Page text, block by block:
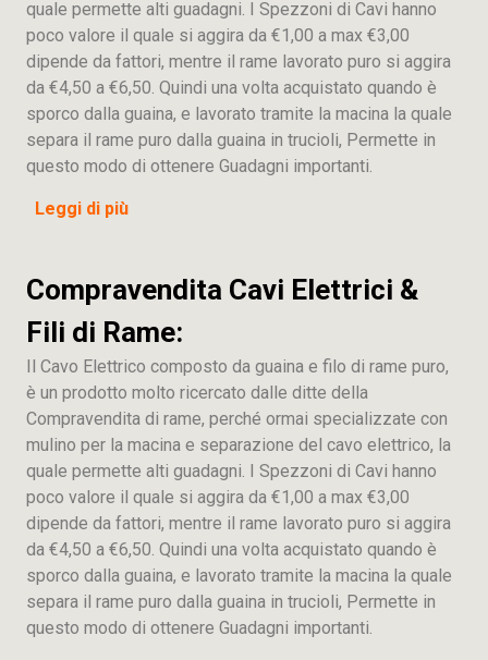
quale permette alti guadagni. I Spezzoni di Cavi hanno
poco valore il quale si aggira da €1,00 a max €3,00
dipende da fattori, mentre il rame lavorato puro si aggira
da €4,50 a €6,50. Quindi una volta acquistato quando è
sporco dalla guaina, e lavorato tramite la macina la quale
separa il rame puro dalla guaina in trucioli, Permette in
questo modo di ottenere Guadagni importanti.
Leggi di più
Compravendita Cavi Elettrici &
Fili di Rame:
Il Cavo Elettrico composto da guaina e filo di rame puro,
è un prodotto molto ricercato dalle ditte della
Compravendita di rame, perché ormai specializzate con
mulino per la macina e separazione del cavo elettrico, la
quale permette alti guadagni. I Spezzoni di Cavi hanno
poco valore il quale si aggira da €1,00 a max €3,00
dipende da fattori, mentre il rame lavorato puro si aggira
da €4,50 a €6,50. Quindi una volta acquistato quando è
sporco dalla guaina, e lavorato tramite la macina la quale
separa il rame puro dalla guaina in trucioli, Permette in
questo modo di ottenere Guadagni importanti.